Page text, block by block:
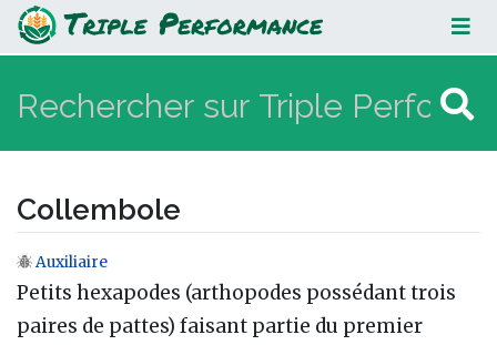
Collembole
Collembole
Aller à :navigation
Auxiliaire
Petits hexapodes (arthopodes possédant trois
paires de pattes) faisant partie du premier